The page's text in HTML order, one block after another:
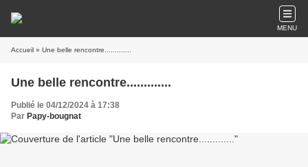
MENU
Accueil » Une belle rencontre.............
Une belle rencontre.............
Publié le 04/12/2024 à 17:38
Par Papy-bougnat